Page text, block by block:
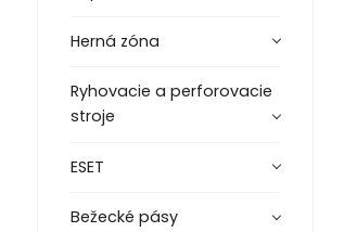
Herná zóna
Ryhovacie a perforovacie
stroje
ESET
Bežecké pásy